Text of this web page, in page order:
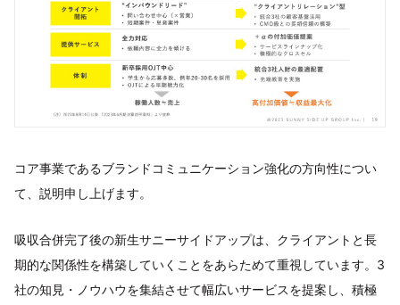
コア事業であるブランドコミュニケーション強化の方向性につい
て、説明申し上げます。
吸収合併完了後の新生サニーサイドアップは、クライアントと長
期的な関係性を構築していくことをあらためて重視しています。3
社の知見・ノウハウを集結させて幅広いサービスを提案し、積極